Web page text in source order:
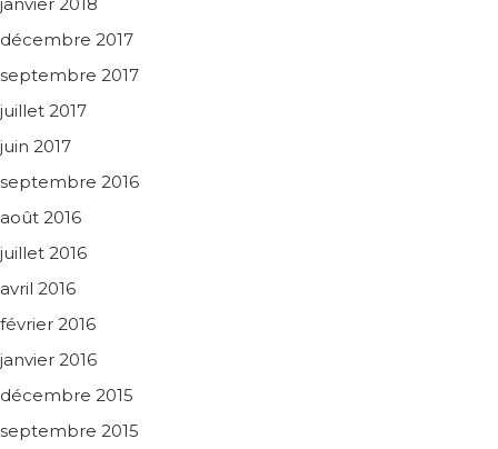
décembre 2017
septembre 2017
juillet 2017
juin 2017
septembre 2016
août 2016
juillet 2016
avril 2016
février 2016
janvier 2016
décembre 2015
septembre 2015